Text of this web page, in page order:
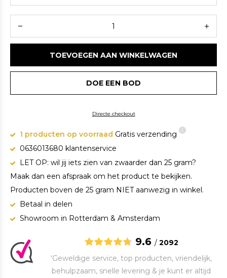
TOEVOEGEN AAN WINKELWAGEN
DOE EEN BOD
Directe checkout
1 producten op voorraad Gratis verzending
0636013680 klantenservice
LET OP: wil jij iets zien van zwaarder dan 25 gram?
Maak dan een afspraak om het product te bekijken.
Producten boven de 25 gram NIET aanwezig in winkel.
Betaal in delen
Showroom in Rotterdam & Amsterdam
9.6 / 2092
‘Geweldige service, top producten, vriendelijk,
behulpzaam, snelle levering & je kunt er altijd